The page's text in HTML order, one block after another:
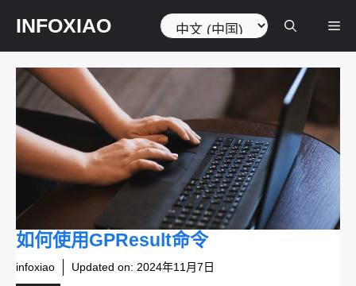
内
INFOXIAO 菜
选
择
语
如何使用GPResult命令
infoxiao Updated on: 2024年11月7日